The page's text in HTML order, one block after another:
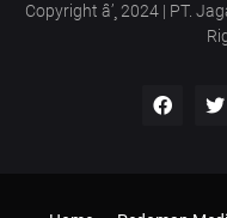
Copyright â’¸ 2024 | PT.